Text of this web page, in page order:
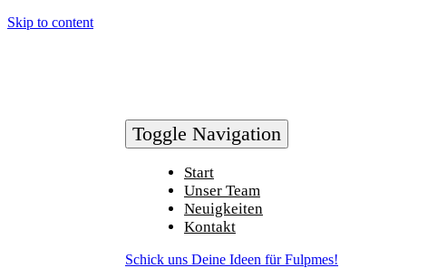
Skip to content
Toggle Navigation
Start
Unser Team
Neuigkeiten
Kontakt
Schick uns Deine Ideen für Fulpmes!